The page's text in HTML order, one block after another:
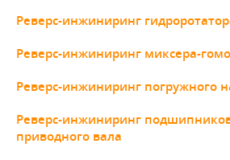
Реверс-инжиниринг
Реверс-инжиниринг миксера-
Реверс-инжиниринг погружного
Реверс-инжиниринг
приводного вала